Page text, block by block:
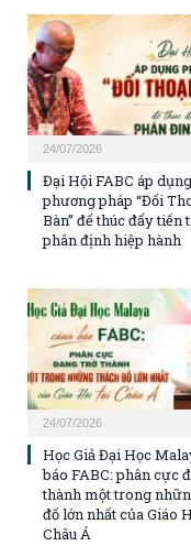
24/07/2026
Đại Hội FABC áp dụng
phương pháp “Đối
Bàn” để thúc đẩy tiến
phân định hiệp hành
24/07/2026
Học Giả Đại Học
báo FABC: phân cực
thành một trong
đố lớn nhất của Giáo
Châu Á